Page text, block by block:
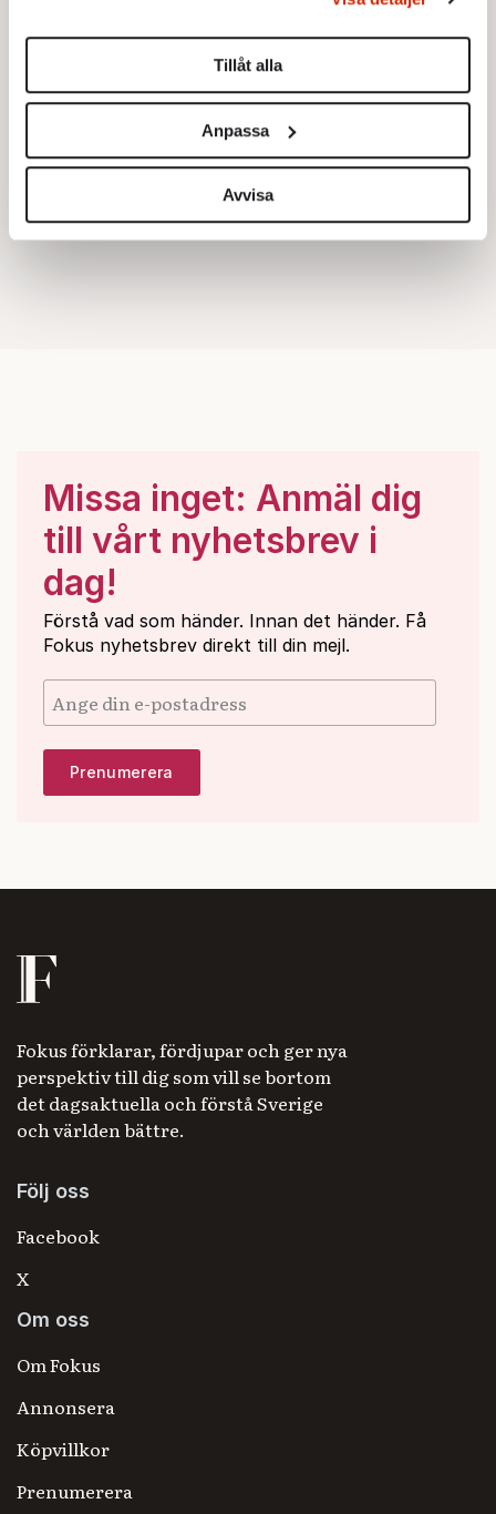
Du kan ändra eller dra tillbaka ditt samtycke när som
helst från cookie-förklaringen.
Vi använder enhetsidentifierare för att anpassa innehållet
för sociala medier och analysera vår trafik. Vi
vidarebefordrar även sådana identifierare och annan
information från din enhet till de sociala medier och
annons- och analysföretag som vi samarbetar med.
Tillåt alla
Anpassa
Avvisa
Missa inget: Anmäl dig
till vårt nyhetsbrev i
dag!
Förstå vad som händer. Innan det händer. Få
Fokus nyhetsbrev direkt till din mejl.
Fokus förklarar, fördjupar och ger nya
perspektiv till dig som vill se bortom
det dagsaktuella och förstå Sverige
och världen bättre.
Följ oss
Facebook
X
Om oss
Om Fokus
Annonsera
Köpvillkor
Prenumerera